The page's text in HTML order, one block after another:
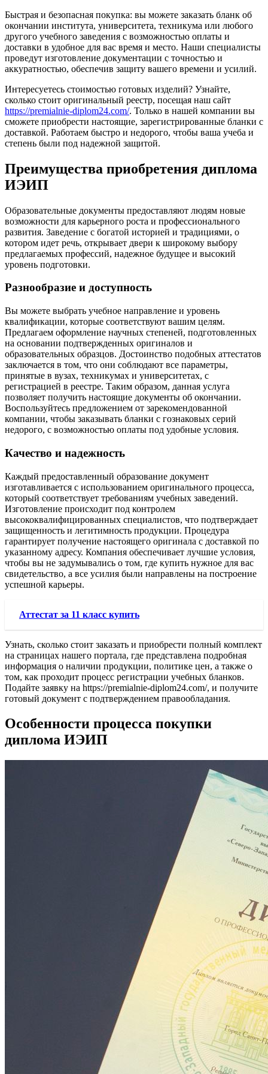
Быстрая и безопасная покупка: вы можете заказать бланк об
окончании института, университета, техникума или любого
другого учебного заведения с возможностью оплаты и
доставки в удобное для вас время и место. Наши специалисты
проведут изготовление документации с точностью и
аккуратностью, обеспечив защиту вашего времени и усилий.
Интересуетесь стоимостью готовых изделий? Узнайте,
сколько стоит оригинальный реестр, посещая наш сайт
https://premialnie-diplom24.com/. Только в нашей компании вы
сможете приобрести настоящие, зарегистрированные бланки с
доставкой. Работаем быстро и недорого, чтобы ваша учеба и
степень были под надежной защитой.
Преимущества приобретения диплома
ИЭИП
Образовательные документы предоставляют людям новые
возможности для карьерного роста и профессионального
развития. Заведение с богатой историей и традициями, о
котором идет речь, открывает двери к широкому выбору
предлагаемых профессий, надежное будущее и высокий
уровень подготовки.
Разнообразие и доступность
Вы можете выбрать учебное направление и уровень
квалификации, которые соответствуют вашим целям.
Предлагаем оформление научных степеней, подготовленных
на основании подтвержденных оригиналов и
образовательных образцов. Достоинство подобных аттестатов
заключается в том, что они соблюдают все параметры,
принятые в вузах, техникумах и университетах, с
регистрацией в реестре. Таким образом, данная услуга
позволяет получить настоящие документы об окончании.
Воспользуйтесь предложением от зарекомендованной
компании, чтобы заказывать бланки с гознаковых серий
недорого, с возможностью оплаты под удобные условия.
Качество и надежность
Каждый предоставленный образование документ
изготавливается с использованием оригинального процесса,
который соответствует требованиям учебных заведений.
Изготовление происходит под контролем
высококвалифицированных специалистов, что подтверждает
защищенность и легитимность продукции. Процедура
гарантирует получение настоящего оригинала с доставкой по
указанному адресу. Компания обеспечивает лучшие условия,
чтобы вы не задумывались о том, где купить нужное для вас
свидетельство, а все усилия были направлены на построение
успешной карьеры.
Аттестат за 11 класс купить
Узнать, сколько стоит заказать и приобрести полный комплект
на страницах нашего портала, где представлена подробная
информация о наличии продукции, политике цен, а также о
том, как проходит процесс регистрации учебных бланков.
Подайте заявку на https://premialnie-diplom24.com/, и получите
готовый документ с подтверждением правообладания.
Особенности процесса покупки
диплома ИЭИП